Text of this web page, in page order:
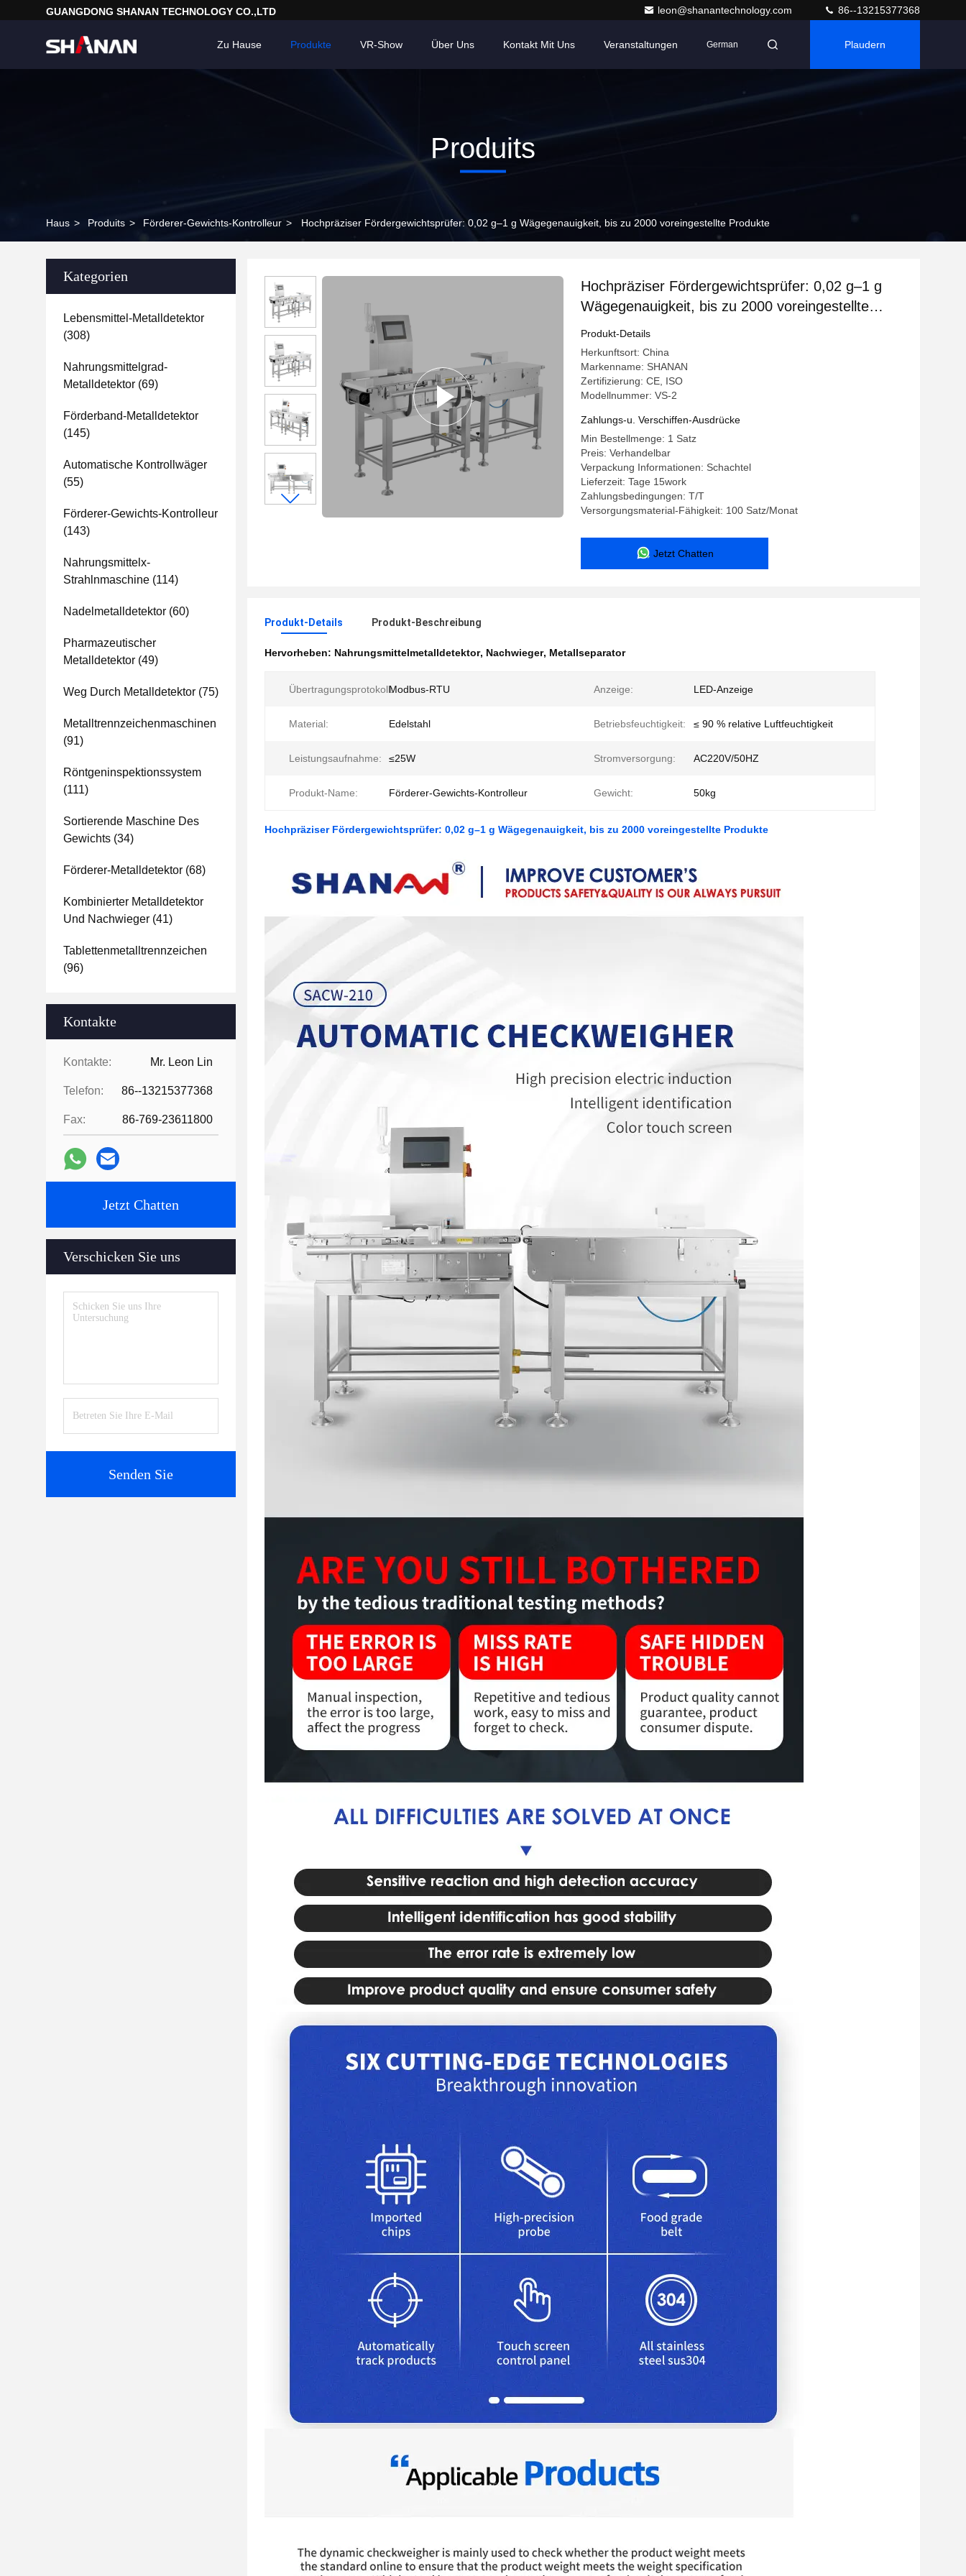
GUANGDONG SHANAN TECHNOLOGY CO.,LTD leon@shanantechnology.com 86--13215377368
Zu Hause Produkte VR-Show Über Uns Kontakt Mit Uns Veranstaltungen German Plaudern
Produits
Haus > Produits > Förderer-Gewichts-Kontrolleur > Hochpräziser Fördergewichtsprüfer: 0,02 g–1 g Wägegenauigkeit, bis zu 2000 voreingestellte Produkte
Kategorien
Lebensmittel-Metalldetektor
(308)
Nahrungsmittelgrad-
Metalldetektor (69)
Förderband-Metalldetektor
(145)
Automatische Kontrollwäger
(55)
Förderer-Gewichts-Kontrolleur
(143)
Nahrungsmittelx-
Strahlnmaschine (114)
Nadelmetalldetektor (60)
Pharmazeutischer
Metalldetektor (49)
Weg Durch Metalldetektor (75)
Metalltrennzeichenmaschinen
(91)
Röntgeninspektionssystem
(111)
Sortierende Maschine Des
Gewichts (34)
Förderer-Metalldetektor (68)
Kombinierter Metalldetektor
Und Nachwieger (41)
Tablettenmetalltrennzeichen
(96)
Kontakte
Kontakte: Mr. Leon Lin
Telefon: 86--13215377368
Fax: 86-769-23611800
Jetzt Chatten
Verschicken Sie uns
Senden Sie
Hochpräziser Fördergewichtsprüfer: 0,02 g–1 g
Wägegenauigkeit, bis zu 2000 voreingestellte
Produkte
Produkt-Details
Herkunftsort: China
Markenname: SHANAN
Zertifizierung: CE, ISO
Modellnummer: VS-2
Zahlungs-u. Verschiffen-Ausdrücke
Min Bestellmenge: 1 Satz
Preis: Verhandelbar
Verpackung Informationen: Schachtel
Lieferzeit: Tage 15work
Zahlungsbedingungen: T/T
Versorgungsmaterial-Fähigkeit: 100 Satz/Monat
Jetzt Chatten
Produkt-Details Produkt-Beschreibung
Hervorheben: Nahrungsmittelmetalldetektor, Nachwieger, Metallseparator
Übertragungsprotokoll:Modbus-RTU Anzeige: LED-Anzeige
Material: Edelstahl Betriebsfeuchtigkeit: ≤ 90 % relative Luftfeuchtigkeit
Leistungsaufnahme: ≤25W Stromversorgung: AC220V/50HZ
Produkt-Name: Förderer-Gewichts-Kontrolleur Gewicht: 50kg
Hochpräziser Fördergewichtsprüfer: 0,02 g–1 g Wägegenauigkeit, bis zu 2000 voreingestellte Produkte